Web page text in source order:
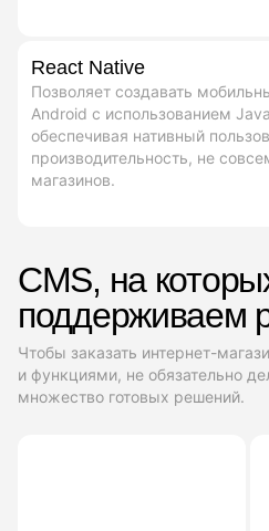
React Native
Позволяет создавать
Android с использованием
обеспечивая нативный
производительность, не
магазинов.
CMS, на
поддерживаем
Чтобы заказать интернет-
и функциями, не обязательно
множество готовых решений.